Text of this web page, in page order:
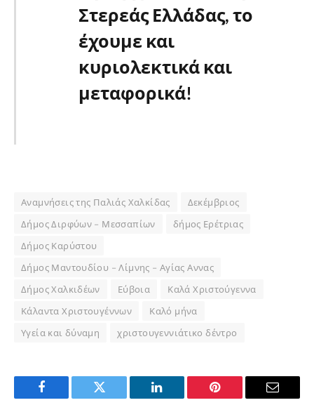
Στερεάς Ελλάδας, το
έχουμε και
κυριολεκτικά και
μεταφορικά!
Αναμνήσεις της Παλιάς Χαλκίδας
Δεκέμβριος
Δήμος Διρφύων – Μεσσαπίων
δήμος Ερέτριας
Δήμος Καρύστου
Δήμος Μαντουδίου – Λίμνης – Αγίας Αννας
Δήμος Χαλκιδέων
Εύβοια
Καλά Χριστούγεννα
Κάλαντα Χριστουγέννων
Καλό μήνα
Υγεία και δύναμη
χριστουγεννιάτικο δέντρο
Facebook Twitter LinkedIn Pinterest Email